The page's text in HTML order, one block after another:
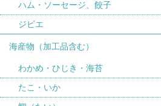
ハム・ソーセージ、餃子
ジビエ
海産物（加工品含む）
わかめ・ひじき・海苔
たこ・いか